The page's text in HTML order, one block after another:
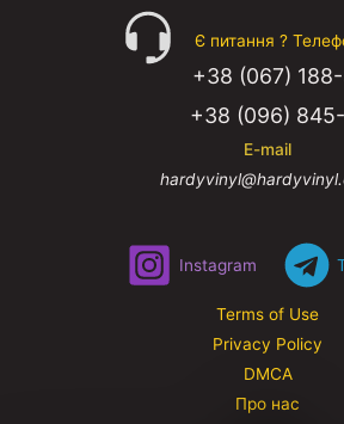
Є питання ?
+38 (067)
+38 (096)
E-mail
Instagram
Terms of Use
Privacy Policy
DMCA
Про нас